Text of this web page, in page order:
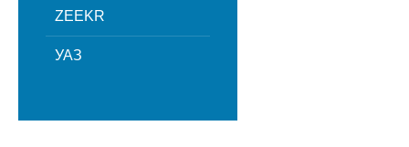
ZEEKR
УАЗ